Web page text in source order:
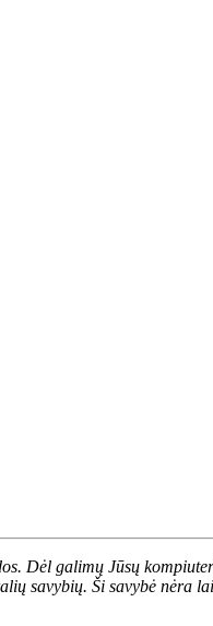
Dėl galimų Jūsų
savybių. Ši savybė nėra